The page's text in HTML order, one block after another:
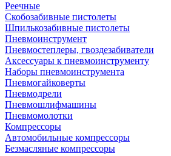
Реечные
Скобозабивные пистолеты
Шпилькозабивные пистолеты
Пневмоинструмент
Пневмостеплеры, гвоздезабиватели
Аксессуары к пневмоинструменту
Наборы пневмоинструмента
Пневмогайковерты
Пневмодрели
Пневмошлифмашины
Пневмомолотки
Компрессоры
Автомобильные компрессоры
Безмасляные компрессоры